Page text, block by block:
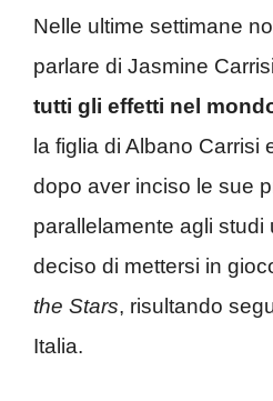
Nelle ultime settimane
parlare di Jasmine
tutti gli effetti nel
la figlia di Albano Carrisi
dopo aver inciso le sue
parallelamente agli studi
deciso di mettersi in
the Stars, risultando
Italia.